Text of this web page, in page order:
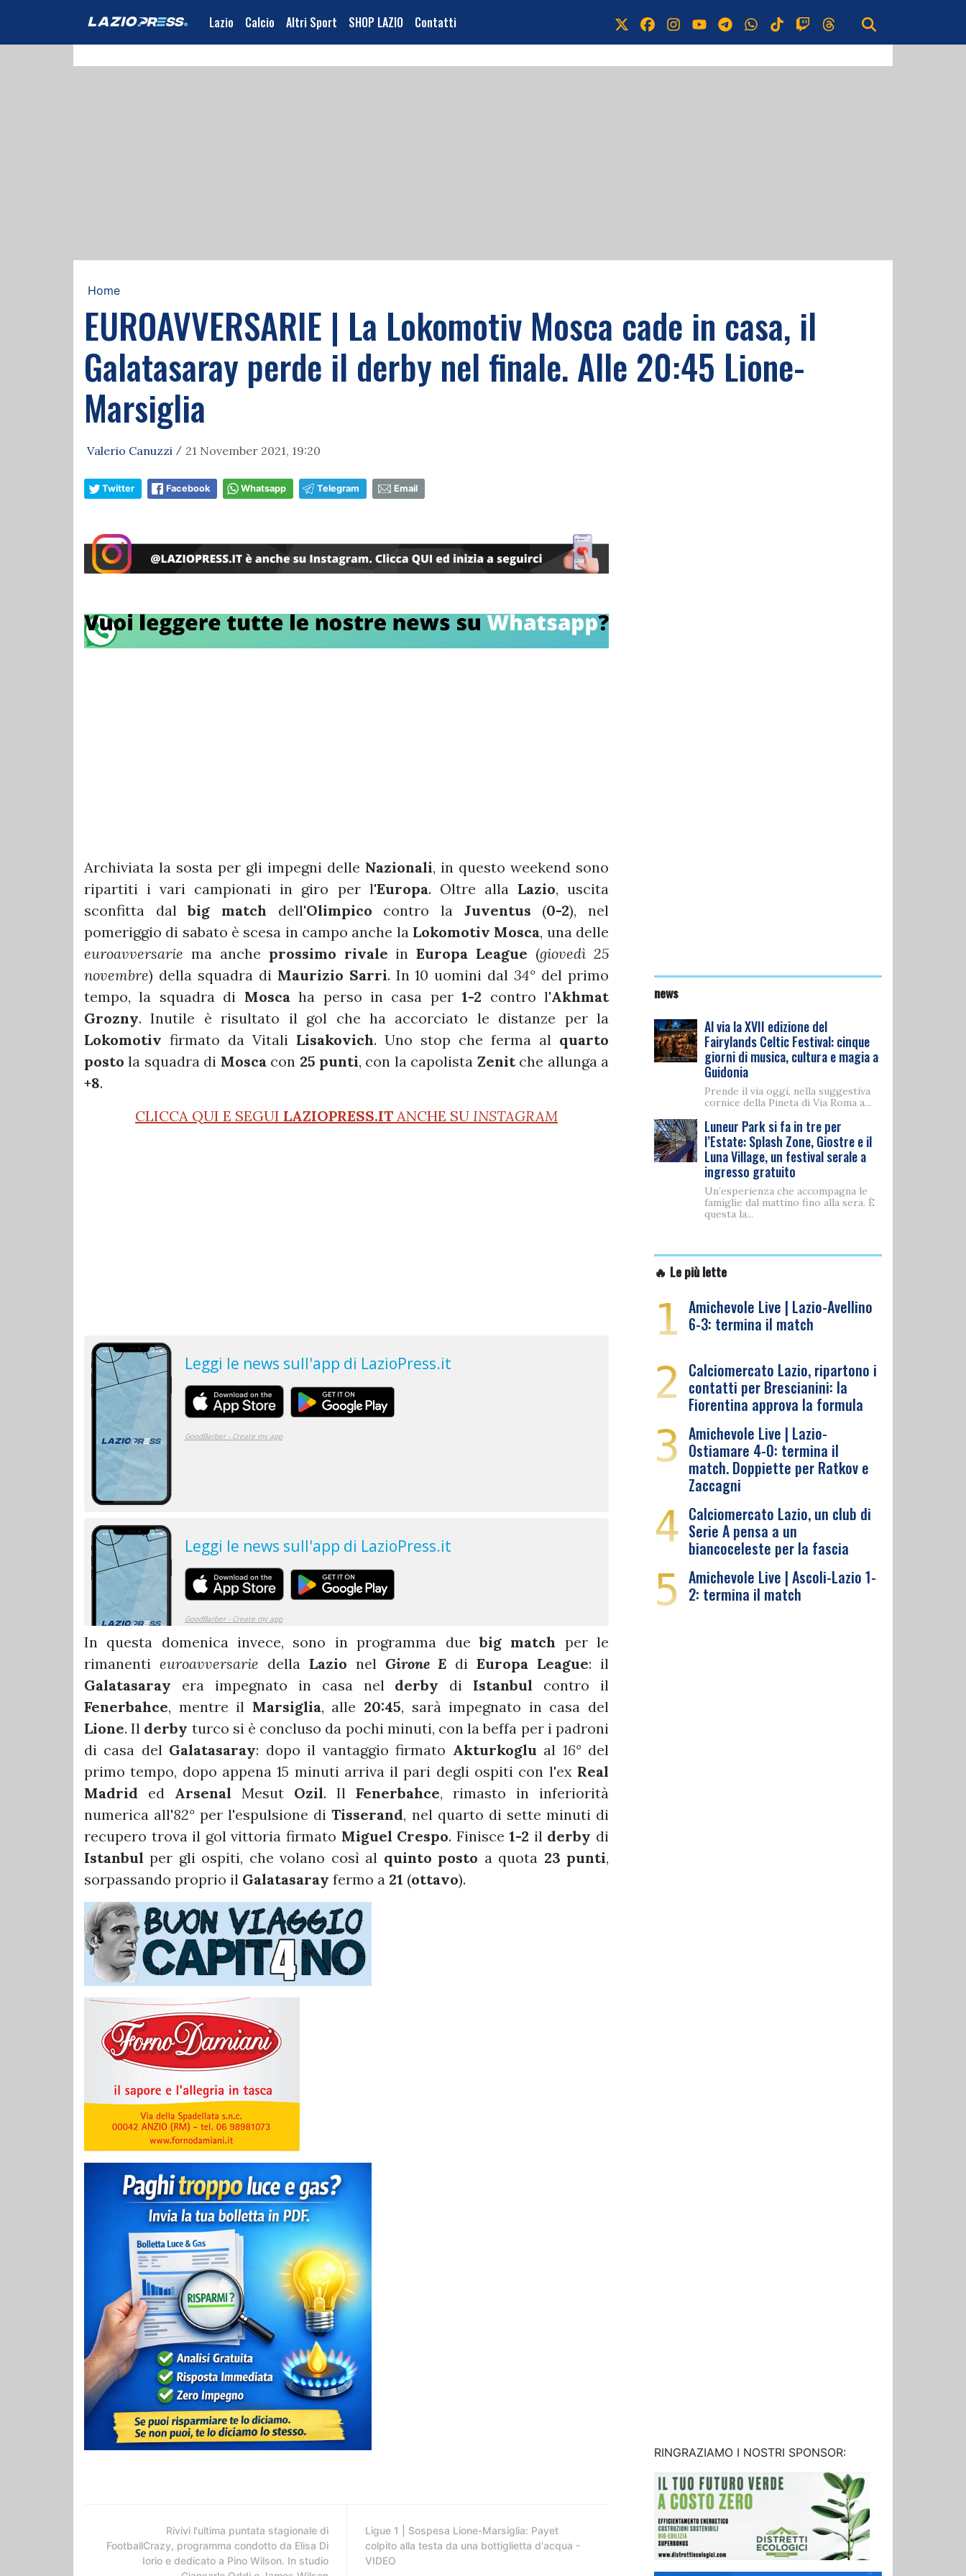
Lazio Calcio Altri Sport SHOP LAZIO Contatti
Home
EUROAVVERSARIE | La Lokomotiv Mosca cade in casa, il
Galatasaray perde il derby nel finale. Alle 20:45 Lione-
Marsiglia
Valerio Canuzzi / 21 November 2021, 19:20
Twitter Facebook Whatsapp Telegram Email
Archiviata la sosta per gli impegni delle Nazionali, in questo weekend sono
ripartiti i vari campionati in giro per l'Europa. Oltre alla Lazio, uscita
sconfitta dalbig match dell'Olimpico contro la Juventus (0-2), nel
pomeriggio di sabato è scesa in campo anche la Lokomotiv Mosca, una delle
euroavversarie ma anche prossimo rivale inEuropa League (giovedì 25
novembre) della squadra di Maurizio Sarri. In 10 uomini dal 34° del primo
tempo, la squadra di Moscaha perso in casa per1-2 contro l'Akhmat
Grozny. Inutile è risultato il gol che ha accorciato le distanze per la
Lokomotiv firmato da Vitali Lisakovich. Uno stop che ferma al quarto
posto la squadra di Moscacon 25 punti, con la capolista Zenitche allunga a
+8.
CLICCA QUI E SEGUI LAZIOPRESS.IT ANCHE SU INSTAGRAM
In questa domenica invece, sono in programma duebig match per le
rimanenti euroavversarie della Lazio nel Girone E diEuropa League: il
Galatasaray era impegnato in casa nel derby di Istanbul contro il
Fenerbahce, mentre il Marsiglia, alle 20:45, sarà impegnato in casa del
Lione. Il derby turco si è concluso da pochi minuti, con la beffa per i padroni
di casa del Galatasaray: dopo il vantaggio firmato Akturkoglu al 16°del
primo tempo, dopo appena 15 minuti arriva il pari degli ospiti con l'ex Real
Madrid ed Arsenal Mesut Ozil. Il Fenerbahce, rimasto in inferiorità
numerica all'82° per l'espulsione diTisserand, nel quarto di sette minuti di
recupero trova il gol vittoria firmato Miguel Crespo. Finisce 1-2 il derby di
Istanbul per gli ospiti, che volano così al quinto posto a quota 23 punti,
sorpassando proprio il Galatasaray fermo a 21 (ottavo).
Rivivi l'ultima puntata stagionale di
FootballCrazy, programma condotto da Elisa Di
Iorio e dedicato a Pino Wilson. In studio
Ligue 1 | Sospesa Lione-Marsiglia: Payet
colpito alla testa da una bottiglietta d'acqua -
VIDEO
news
Al via la XVII edizione del
Fairylands Celtic Festival: cinque
giorni di musica, cultura e magia a
Guidonia
Prende il via oggi, nella suggestiva
cornice della Pineta di Via Roma a...
Luneur Park si fa in tre per
l’Estate: Splash Zone, Giostre e il
Luna Village, un festival serale a
ingresso gratuito
Un’esperienza che accompagna le
famiglie dal mattino fino alla sera. È
questa la...
🔥 Le più lette
1 Amichevole Live | Lazio-Avellino
6-3: termina il match
2 Calciomercato Lazio, ripartono i
contatti per Brescianini: la
Fiorentina approva la formula
3 Amichevole Live | Lazio-
Ostiamare 4-0: termina il
match. Doppiette per Ratkov e
Zaccagni
4 Calciomercato Lazio, un club di
Serie A pensa a un
biancoceleste per la fascia
5 Amichevole Live | Ascoli-Lazio 1-
2: termina il match
RINGRAZIAMO I NOSTRI SPONSOR: